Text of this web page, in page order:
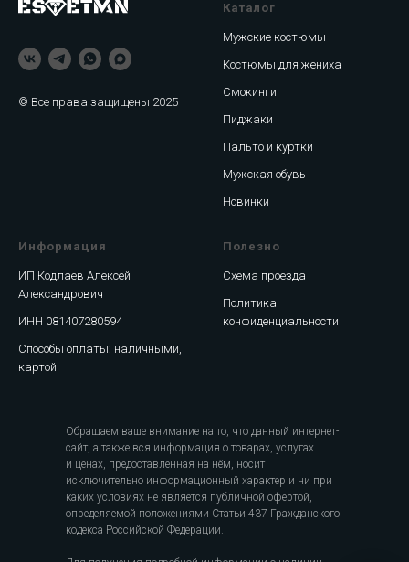
© Все права защищены 2025
Каталог
Мужские костюмы
Костюмы для жениха
Смокинги
Пиджаки
Пальто и куртки
Мужская обувь
Новинки
Информация
ИП Кодлаев Алексей
Александрович
ИНН 081407280594
Способы оплаты: наличными,
картой
Полезно
Схема проезда
Политика
конфиденциальности
Обращаем ваше внимание на то, что данный интернет-
сайт, а также вся информация о товарах, услугах
и ценах, предоставленная на нём, носит
исключительно информационный характер и ни при
каких условиях не является публичной офертой,
определяемой положениями Статьи 437 Гражданского
кодекса Российской Федерации.